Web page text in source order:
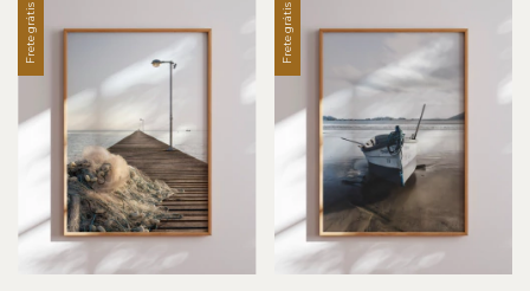
Frete grátis Frete grátis